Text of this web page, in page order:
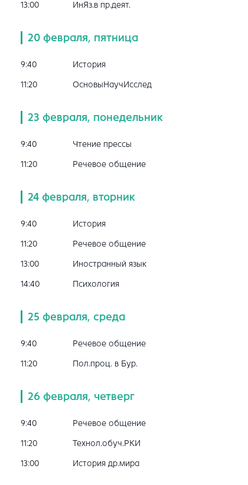
13:00 ИнЯз.в пр.деят.
20 февраля, пятница
9:40 История
11:20 ОсновыНаучИсслед
23 февраля, понедельник
9:40 Чтение прессы
11:20 Речевое общение
24 февраля, вторник
9:40 История
11:20 Речевое общение
13:00 Иностранный язык
14:40 Психология
25 февраля, среда
9:40 Речевое общение
11:20 Пол.проц. в Бур.
26 февраля, четверг
9:40 Речевое общение
11:20 Технол.обуч.РКИ
13:00 История др.мира